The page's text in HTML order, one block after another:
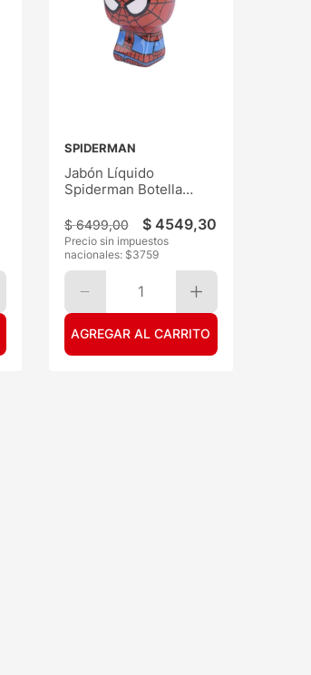
SPIDERMAN
Jabón Líquido
Spiderman Botella
$ 6499,00 $ 4549,30
Precio sin impuestos
nacionales: $3759
1
AGREGAR AL CARRITO